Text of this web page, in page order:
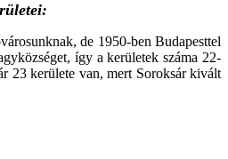
de 1950-ben Budapesttel
így a kerületek száma 22-
23 kerülete van, mert Soroksár kivált